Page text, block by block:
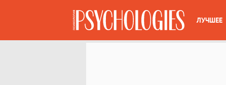
ЛУЧШЕЕ